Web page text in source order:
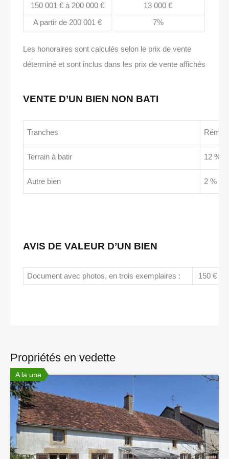
150 001 € à 200 000 €
13 000 €
A partir de 200 001 €
7%
Les honoraires sont calculés selon le prix de vente
déterminé et sont inclus dans les prix de vente affichés
VENTE D’UN BIEN NON BATI
Tranches
Terrain à batir 12 %
Autre bien 2 %
AVIS DE VALEUR D’UN BIEN
Document avec photos, en trois exemplaires : 150 €
Propriétés en vedette
A la une